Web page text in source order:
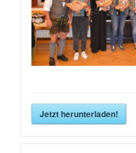
Jetzt herunterladen!